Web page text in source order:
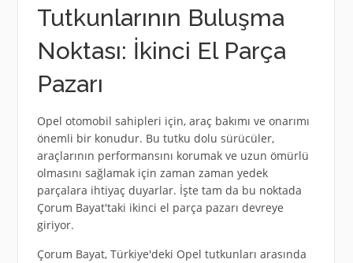
Tutkunlarının Buluşma
Noktası: İkinci El Parça
Pazarı
Opel otomobil sahipleri için, araç bakımı ve onarımı
önemli bir konudur. Bu tutku dolu sürücüler,
araçlarının performansını korumak ve uzun ömürlü
olmasını sağlamak için zaman zaman yedek
parçalara ihtiyaç duyarlar. İşte tam da bu noktada
Çorum Bayat'taki ikinci el parça pazarı devreye
giriyor.
Çorum Bayat, Türkiye'deki Opel tutkunları arasında